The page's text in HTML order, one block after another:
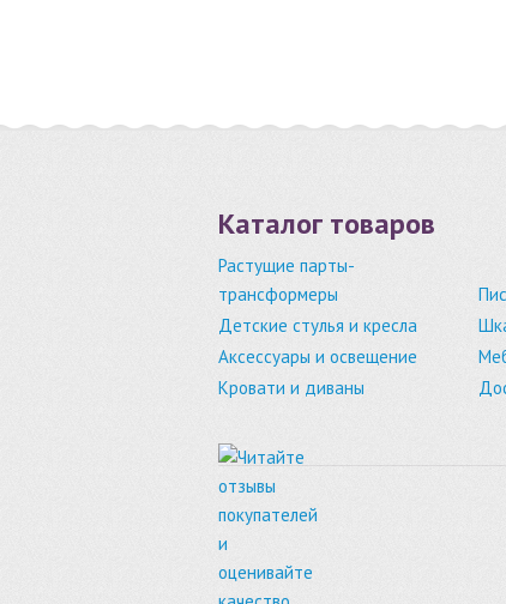
Каталог товаров
Растущие парты-
трансформеры
Детские стулья и кресла
Аксессуары и освещение
Кровати и диваны